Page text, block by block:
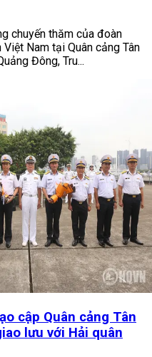
chuyến thăm của đoàn
Nam tại Quân cảng Tân
Đông, Tru...
cập Quân cảng Tân
lưu với Hải quân